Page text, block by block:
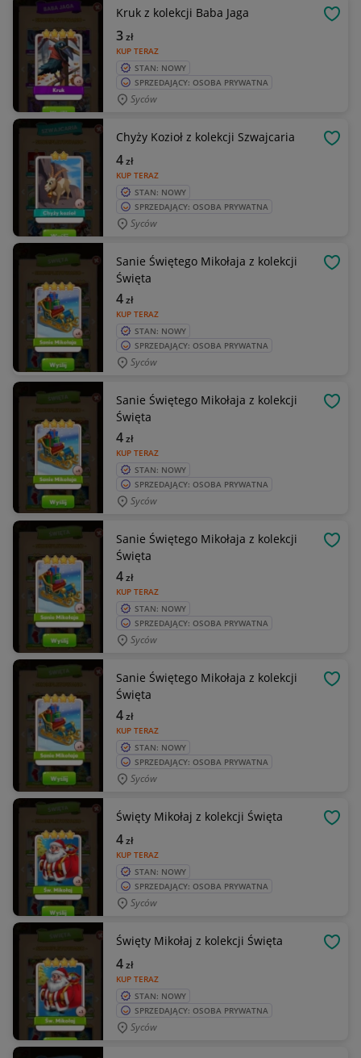
Kruk z kolekcji Baba Jaga
KUP TERAZ
3zł
STAN: NOWY
SPRZEDAJĄCY: OSOBA PRYWATNA
Syców
Chyży Kozioł z kolekcji Szwajcaria
KUP TERAZ
4zł
STAN: NOWY
SPRZEDAJĄCY: OSOBA PRYWATNA
Syców
Sanie Świętego Mikołaja z kolekcji
Święta
KUP TERAZ
4zł
STAN: NOWY
SPRZEDAJĄCY: OSOBA PRYWATNA
Syców
Sanie Świętego Mikołaja z kolekcji
Święta
KUP TERAZ
4zł
STAN: NOWY
SPRZEDAJĄCY: OSOBA PRYWATNA
Syców
Sanie Świętego Mikołaja z kolekcji
Święta
KUP TERAZ
4zł
STAN: NOWY
SPRZEDAJĄCY: OSOBA PRYWATNA
Syców
Sanie Świętego Mikołaja z kolekcji
Święta
KUP TERAZ
4zł
STAN: NOWY
SPRZEDAJĄCY: OSOBA PRYWATNA
Syców
Święty Mikołaj z kolekcji Święta
KUP TERAZ
4zł
STAN: NOWY
SPRZEDAJĄCY: OSOBA PRYWATNA
Syców
Święty Mikołaj z kolekcji Święta
KUP TERAZ
4zł
STAN: NOWY
SPRZEDAJĄCY: OSOBA PRYWATNA
Syców